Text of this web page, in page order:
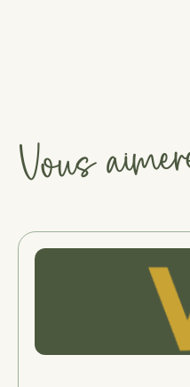
Vous